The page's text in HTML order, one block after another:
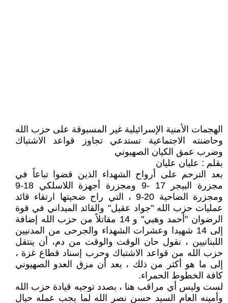
الهجمات الأمنية الإسرائيلية غير المسبوقة على حزب الله
وحاضنته الاجتماعية تستدعي تجاوز قواعد الاشتباك
وضرب عمق الكيان الصهيوني
بقلم : عليان عليان
بعد الترحم على أرواح الشهداء الذين قضوا تباعاً في
مجزرة البيجر 17 -9 ومجزرة أجهزة اللاسلكي 18-9
ومجزرة الضاحية 20-9 ، التي راح ضحيتها ارتقاء قائد
عمليات حزب الله "جواد عقيل" والقائد الميداني في قوة
الرضوان "أحمد وهبي" و 14 مقاتلاً من حزب الله إضافة
إلى 14 شهيدا وعشرات الشهداء والجرحى من المدنيين
اللبنانيين ، نقول حان الوقت والوقت من دم، أن ينتقل
حزب الله من قواعد الاشتباك وحرب إسناد قطاع غزة ،
إلى ما هو أكثر من ذلك ، بعد أن مزق العدو الصهيوني
كافة الخطوط الحمراء.
لست وليس أي مراقب هنا ، بصدد توجيه قيادة حزب الله
وأمينه العام السيد حسن نصر الله لما يجب عمله حيال